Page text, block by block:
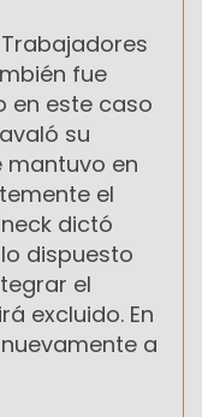
fue
en este caso
su
mantuvo en
el
dictó
dispuesto
el
excluido. En
a